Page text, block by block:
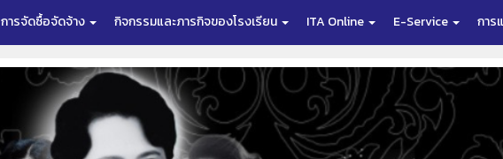
การจัดซื้อจัดจ้าง กิจกรรมและภารกิจของโรงเรียน ITA Online E-Service การ